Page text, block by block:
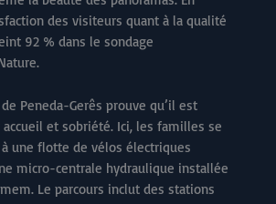
des visiteurs quant à la qualité
92 % dans le sondage
Peneda-Gerês prouve qu’il est
et sobriété. Ici, les familles se
une flotte de vélos électriques
micro-centrale hydraulique installée
Le parcours inclut des stations